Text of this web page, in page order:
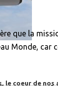
le coeur de
que la
Monde, car